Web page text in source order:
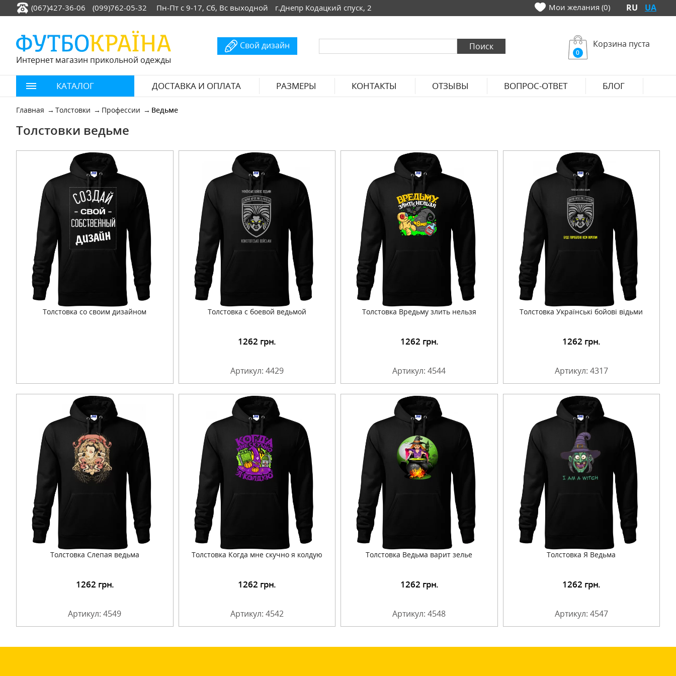
(067)427-36-06 (099)762-05-32 Пн-Пт с 9-17, Сб, Вс выходной г.Днепр Кодацкий спуск, 2 Мои желания (0) RU UA
Интернет магазин прикольной одежды
Свой дизайн
0
Корзина пуста
КАТАЛОГ ДОСТАВКА И ОПЛАТА РАЗМЕРЫ КОНТАКТЫ ОТЗЫВЫ ВОПРОС-ОТВЕТ БЛОГ
Главная Толстовки Профессии Ведьме
Толстовки ведьме
Толстовка со своим дизайном Толстовка с боевой ведьмой
1262 грн.
Артикул: 4429
Толстовка Вредьму злить нельзя
Подробнее 1262 грн.
Артикул: 4544
Толстовка Українські бойові відьми
Подробнее 1262 грн.
Артикул: 4317
Толстовка Слепая ведьма
1262 грн.
Артикул: 4549
Толстовка Когда мне скучно я колдую
Подробнее 1262 грн.
Артикул: 4542
Толстовка Ведьма варит зелье
Подробнее 1262 грн.
Артикул: 4548
Толстовка Я Ведьма
Подробнее 1262 грн.
Артикул: 4547